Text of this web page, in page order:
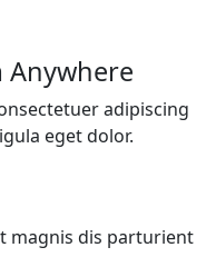
Anywhere
adipiscing
eget dolor.
magnis dis parturient